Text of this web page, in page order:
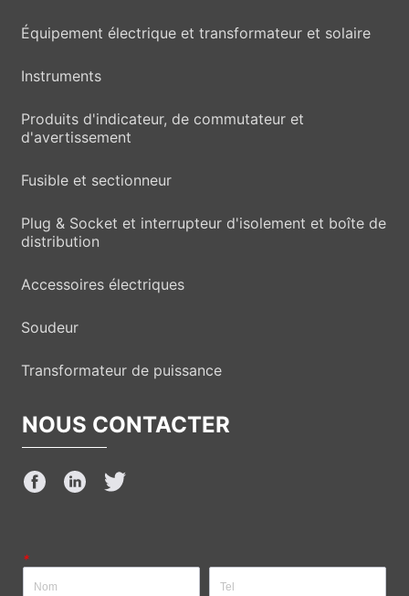
Équipement électrique et transformateur et solaire
Instruments
Produits d'indicateur, de commutateur et
d'avertissement
Fusible et sectionneur
Plug & Socket et interrupteur d'isolement et boîte de
distribution
Accessoires électriques
Soudeur
Transformateur de puissance
NOUS CONTACTER
*